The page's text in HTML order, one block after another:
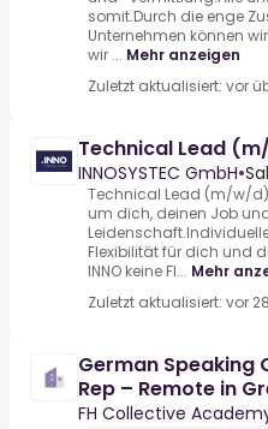
somit.Durch die enge
Unternehmen können
wir ... Mehr anzeigen
Zuletzt aktualisiert: vor
Technical Lead
INNOSYSTEC GmbH•
Technical Lead (m/w/
um dich, deinen Job
Flexibilität für dich und
INNO keine Fl... Mehr
Zuletzt aktualisiert: vor
German Speaking
Rep – Remote in
Supported
FH Collective